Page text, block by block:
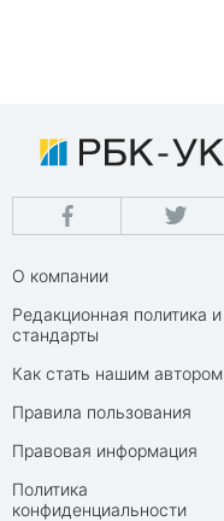
О компании
Редакционная политика и
стандарты
Как стать нашим автором
Правила пользования
Правовая информация
Политика
конфиденциальности